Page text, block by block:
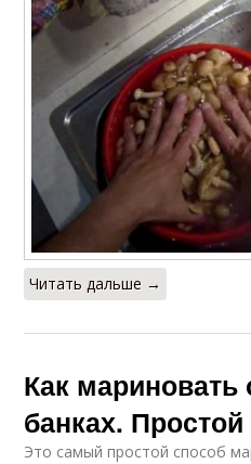
Читать дальше →
Как мариновать
банках. Простой
Это самый простой способ